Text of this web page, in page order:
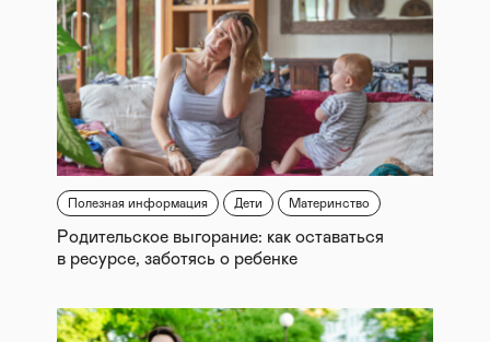
Полезная информация Дети Материнство
Родительское выгорание: как оставаться
в ресурсе, заботясь о ребенке